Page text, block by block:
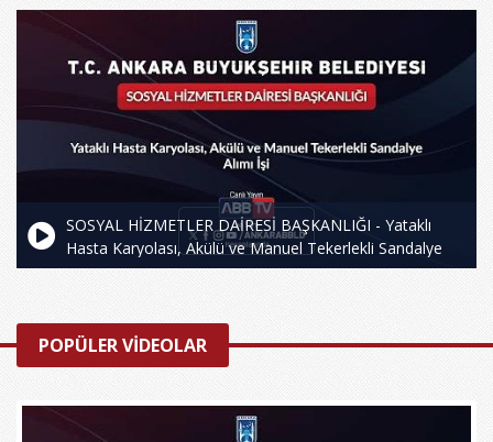
Sobası Alımı ve Dağıtım İşi
SOSYAL HİZMETLER DAİRESİ BAŞKANLIĞI - Yataklı
Hasta Karyolası, Akülü ve Manuel Tekerlekli Sandalye
POPÜLER VİDEOLAR